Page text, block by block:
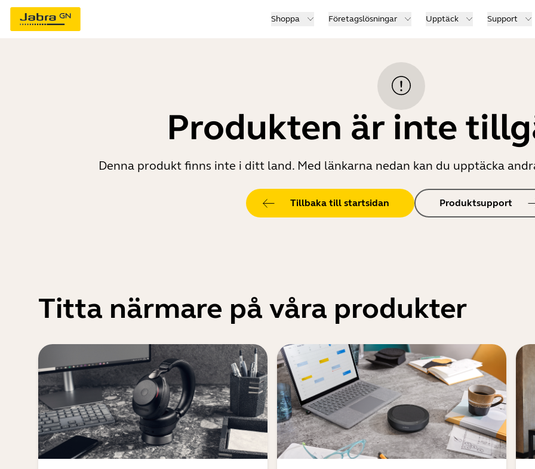
Shoppa Företagslösningar Upptäck Support
Produkten är inte
Denna produkt finns inte i ditt land. Med länkarna nedan kan du upptäcka
Tillbaka till startsidan Produktsupport
Titta närmare på våra produkter